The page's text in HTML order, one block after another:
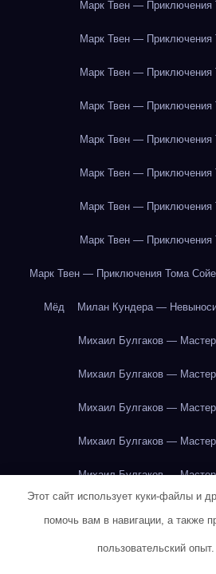
Марк Твен — Приключения
Марк Твен — Приключения
Марк Твен — Приключения
Марк Твен — Приключения
Марк Твен — Приключения
Марк Твен — Приключения
Марк Твен — Приключения
Марк Твен — Приключения
Марк Твен — Приключения Тома
Мёд Милан Кундера —
Михаил Булгаков —
Михаил Булгаков —
Михаил Булгаков —
Михаил Булгаков —
Михаил Булгаков —
Михаил Булгаков — Мастер
Этот сайт использует куки-файлы и
помочь вам в навигации, а также
пользовательский опыт.